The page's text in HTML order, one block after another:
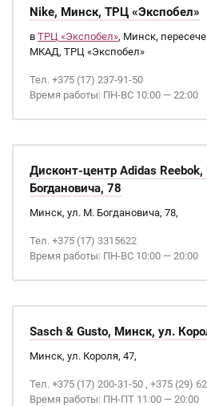
Nike, Минск, ТРЦ «Экспобел»
в ТРЦ «Экспобел», Минск,
МКАД, ТРЦ «Экспобел»
Тел. +375 (17) 237-91-50
Время работы: ПН-ВС 10:00 — 22:00
Дисконт-центр Adidas
Богдановича, 78
Минск, ул. М. Богдановича, 78,
Тел. +375 (17) 3315622
Время работы: ПН-ВС 10:00 — 20:00
Sasch & Gusto, Минск, ул.
Минск, ул. Короля, 47,
Тел. +375 (17) 200-31-50 , +375 (29)
Время работы: ПН-ПТ 11:00 — 20:00